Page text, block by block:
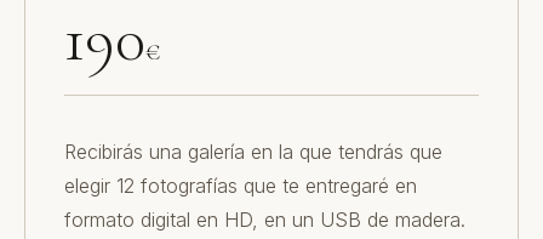
190€
Recibirás una galería en la que tendrás que
elegir 12 fotografías que te entregaré en
formato digital en HD, en un USB de madera.